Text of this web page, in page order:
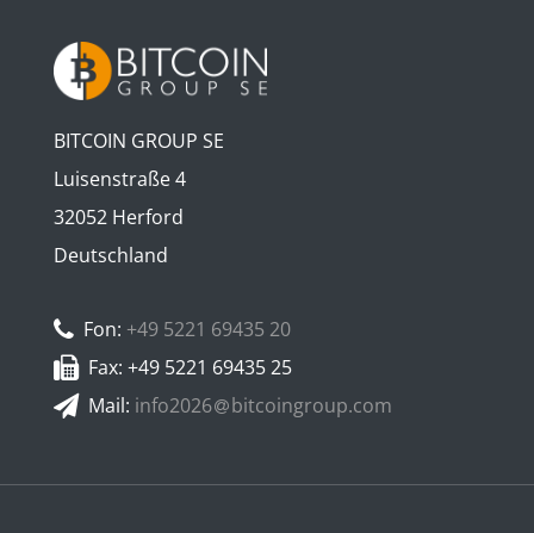
BITCOIN GROUP SE
Luisenstraße 4
32052 Herford
Deutschland
Fon: +49 5221 69435 20
Fax: +49 5221 69435 25
Mail: info2026 bitcoingroup.com